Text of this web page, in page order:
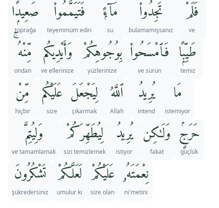
فَلَمْ
ve
تَجِدُوا۟
bulamamışsanız
مَآءًۭ
su
فَتَيَمَّمُوا۟
teyemmüm edin
صَعِيدًۭا
toprağa
طَيِّبًۭا
temiz
فَٱمْسَحُوا۟
ve sürün
بِوُجُوهِكُمْ
yüzlerinize
وَأَيْدِيكُم
ve ellerinize
مِّنْهُ ۚ
ondan
مَا
istemiyor
يُرِيدُ
intend
ٱللَّهُ
Allah
لِيَجْعَلَ
çıkarmak
عَلَيْكُم
size
مِّنْ
hiçbir
حَرَجٍۢ
güçlük
وَلَـٰكِن
fakat
يُرِيدُ
istiyor
لِيُطَهِّرَكُمْ
sizi temizlemek
وَلِيُتِمَّ
ve tamamlamak
نِعْمَتَهُۥ
ni'metini
عَلَيْكُمْ
size olan
لَعَلَّكُمْ
umulur ki
تَشْكُرُونَ
şükredersiniz